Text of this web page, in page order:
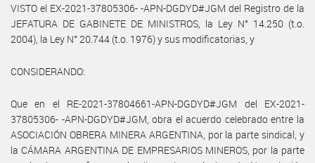
VISTO el EX-2021-37805306- -APN-DGDYD#JGM del Registro de la
JEFATURA DE GABINETE DE MINISTROS, la Ley N° 14.250 (t.o.
2004), la Ley N° 20.744 (t.o. 1976) y sus modificatorias, y
CONSIDERANDO:
Que en el RE-2021-37804661-APN-DGDYD#JGM del EX-2021-
37805306- -APN-DGDYD#JGM, obra el acuerdo celebrado entre la
ASOCIACIÓN OBRERA MINERA ARGENTINA, por la parte sindical, y
la CÁMARA ARGENTINA DE EMPRESARIOS MINEROS, por la parte